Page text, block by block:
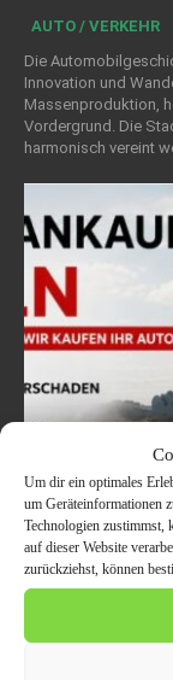
Um dir ein optimales
um Geräteinformationen
Technologien zustimmst,
auf dieser Website
zurückziehst, können
AUTO / VERKEHR
Die
Innovation und
Massenproduktion,
Vordergrund. Die
harmonisch vereint
aktuell
sind –